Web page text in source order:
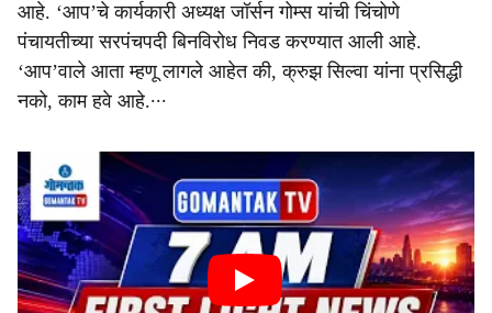
आहे. ‘आप’चे कार्यकारी अध्यक्ष जॉर्सन गोम्स यांची चिंचोणे
पंचायतीच्या सरपंचपदी बिनविरोध निवड करण्यात आली आहे.
‘आप’वाले आता म्हणू लागले आहेत की, क्रुझ सिल्वा यांना प्रसिद्धी
नको, काम हवे आहे.∙∙∙